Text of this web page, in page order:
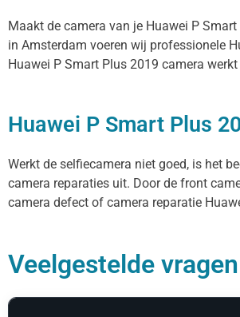
Maakt de camera van je Huawei P
in Amsterdam voeren wij professionele
Huawei P Smart Plus 2019 camera werkt
Huawei P Smart Plus
Werkt de selfiecamera niet goed, is het
camera reparaties uit. Door de front
camera defect of camera reparatie
Veelgestelde